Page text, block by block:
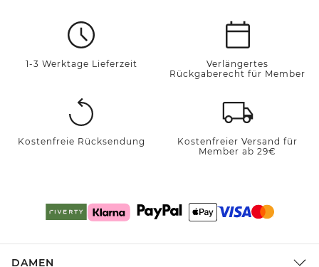
1-3 Werktage Lieferzeit
Verlängertes
Rückgaberecht für Member
Kostenfreie Rücksendung
Kostenfreier Versand für
Member ab 29€
DAMEN